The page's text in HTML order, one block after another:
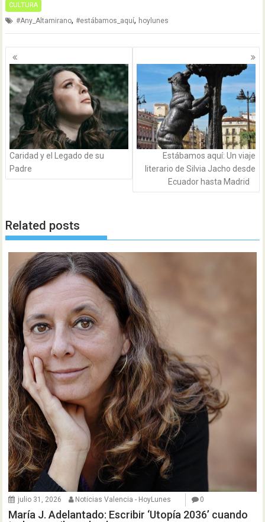
CULTURA
#Any_Altamirano,#estábamos_aquí, hoylunes
Navegación
de
entradas
Caridad y el Legado de su
Padre
Estábamos aquí: Un viaje
literario de Silvia Jacho desde
Ecuador hasta Madrid
Related posts
julio 31, 2026 Noticias Valencia - HoyLunes 0
María J. Adelantado: Escribir ‘Utopía 2036’ cuando